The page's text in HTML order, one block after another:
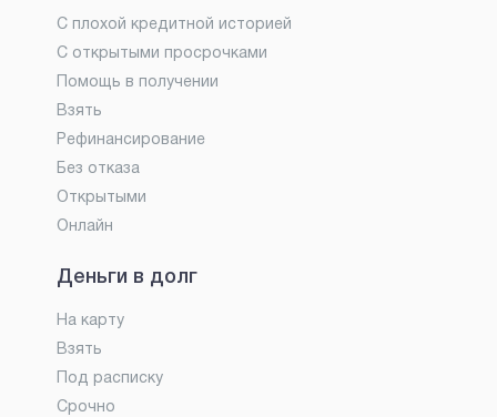
С плохой кредитной историей
С открытыми просрочками
Помощь в получении
Взять
Рефинансирование
Без отказа
Открытыми
Онлайн
Деньги в долг
На карту
Взять
Под расписку
Срочно